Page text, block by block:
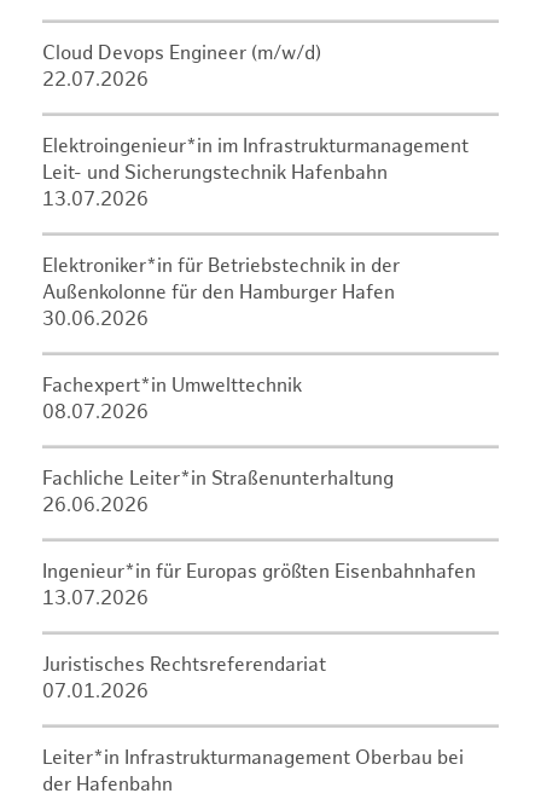
Cloud Devops Engineer (m/w/d)
22.07.2026
Elektroingenieur*in im Infrastrukturmanagement
Leit- und Sicherungstechnik Hafenbahn
13.07.2026
Elektroniker*in für Betriebstechnik in der
Außenkolonne für den Hamburger Hafen
30.06.2026
Fachexpert*in Umwelttechnik
08.07.2026
Fachliche Leiter*in Straßenunterhaltung
26.06.2026
Ingenieur*in für Europas größten Eisenbahnhafen
13.07.2026
Juristisches Rechtsreferendariat
07.01.2026
Leiter*in Infrastrukturmanagement Oberbau bei
der Hafenbahn